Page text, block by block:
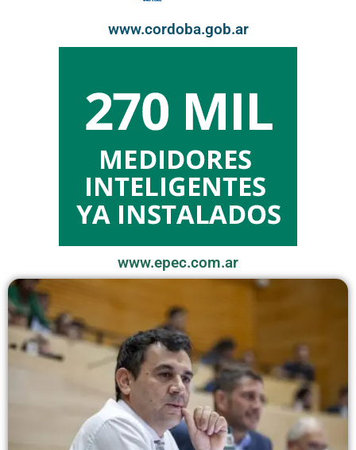
www.cordoba.gob.ar
www.epec.com.ar